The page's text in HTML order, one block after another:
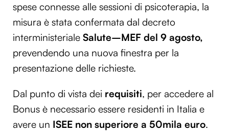
spese connesse alle sessioni di psicoterapia, la
misura è stata confermata dal decreto
interministeriale Salute–MEF del 9 agosto,
prevendendo una nuova finestra per la
presentazione delle richieste.
Dal punto di vista dei requisiti, per accedere al
Bonus è necessario essere residenti in Italia e
avere un ISEE non superiore a 50mila euro.